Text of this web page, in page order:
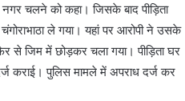
चलने को कहा। जिसके बाद पीड़िता
ले गया। यहां पर आरोपी ने उसके
से जिम में छोड़कर चला गया। पीड़िता घर
कराई। पुलिस मामले में अपराध दर्ज कर